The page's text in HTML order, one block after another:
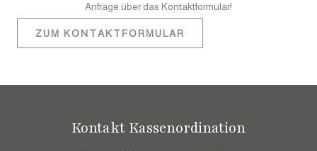
Anfrage über das Kontaktformular!
ZUM KONTAKTFORMULAR
Kontakt Kassenordination